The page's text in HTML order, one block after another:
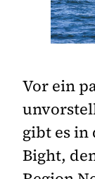
Vor ein
gibt es in
Bight,